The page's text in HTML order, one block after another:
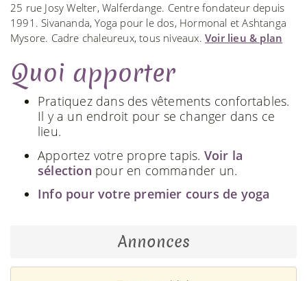
25 rue Josy Welter, Walferdange. Centre fondateur depuis
1991. Sivananda, Yoga pour le dos, Hormonal et Ashtanga
Mysore. Cadre chaleureux, tous niveaux. Voir lieu & plan
Quoi apporter
Pratiquez dans des vêtements confortables.
Il y a un endroit pour se changer dans ce
lieu.
Apportez votre propre tapis. Voir la
sélection pour en commander un.
Info pour votre premier cours de yoga
Annonces